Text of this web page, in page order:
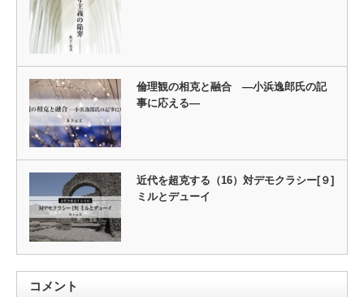
倫理観の相克と融合 ―小浜逸郎氏の記
事に応える―
近代を超克する（16）対デモクラシー[９]
ミルとデューイ
コメント